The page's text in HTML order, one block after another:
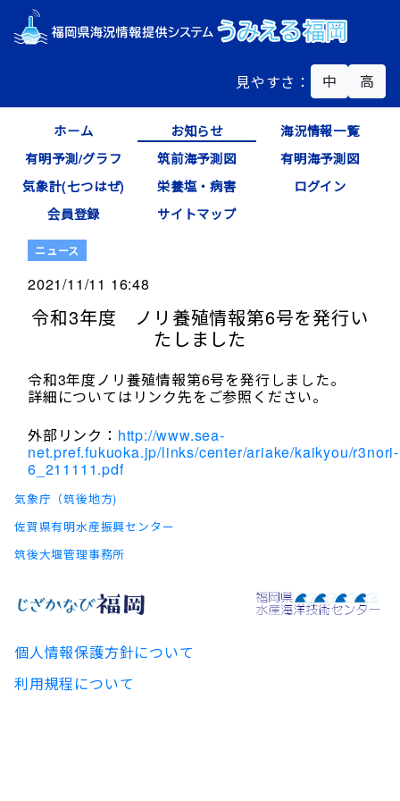
見やすさ： 中 高
ホーム お知らせ
海況情報一覧
有明予測/グラフ
筑前海予測図
有明海予測図
気象計(七つはぜ)
栄養塩・病害
ログイン
会員登録
サイトマップ
ニュース
2021/11/11 16:48
令和3年度 ノリ養殖情報第6号を発行い
たしました
令和3年度ノリ養殖情報第6号を発行しました。
詳細についてはリンク先をご参照ください。
外部リンク： http://www.sea-
net.pref.fukuoka.jp/links/center/ariake/kaikyou/r3nori-
6_211111.pdf
気象庁（筑後地方)
佐賀県有明水産振興センター
筑後大堰管理事務所
個人情報保護方針について
利用規程について